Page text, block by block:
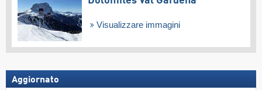
Visualizzare immagini
Aggiornato